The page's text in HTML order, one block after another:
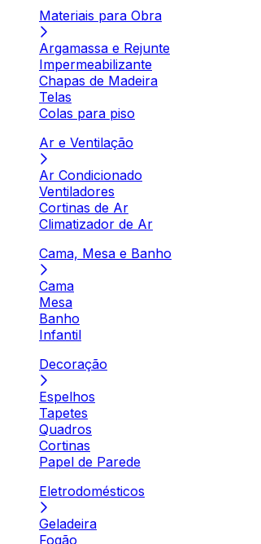
Materiais para Obra
Argamassa e Rejunte
Impermeabilizante
Chapas de Madeira
Telas
Colas para piso
Ar e Ventilação
Ar Condicionado
Ventiladores
Cortinas de Ar
Climatizador de Ar
Cama, Mesa e Banho
Cama
Mesa
Banho
Infantil
Decoração
Espelhos
Tapetes
Quadros
Cortinas
Papel de Parede
Eletrodomésticos
Geladeira
Fogão